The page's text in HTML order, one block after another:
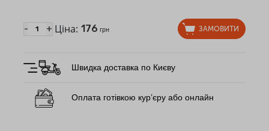
- + Ціна: 176 грн ЗАМОВИТИ
Швидка доставка по Києву
Оплата готівкою кур’єру або онлайн